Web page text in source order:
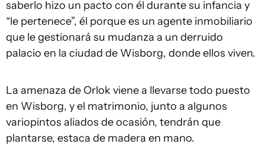
saberlo hizo un pacto con él durante su infancia y
“le pertenece”, él porque es un agente inmobiliario
que le gestionará su mudanza a un derruido
palacio en la ciudad de Wisborg, donde ellos viven.
La amenaza de Orlok viene a llevarse todo puesto
en Wisborg, y el matrimonio, junto a algunos
variopintos aliados de ocasión, tendrán que
plantarse, estaca de madera en mano.